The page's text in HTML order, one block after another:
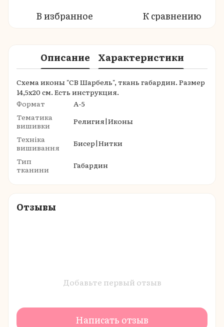
В избранное К сравнению
Описание Характеристики
Схема иконы "СВ Шарбель", ткань габардин. Размер
14,5х20 см. Есть инструкция.
Формат
A-5
Тематика
вишивки
Религия|Иконы
Техніка
вишивання
Бисер|Нитки
Тип
тканини
Габардин
Отзывы
Добавьте первый отзыв
Написать отзыв